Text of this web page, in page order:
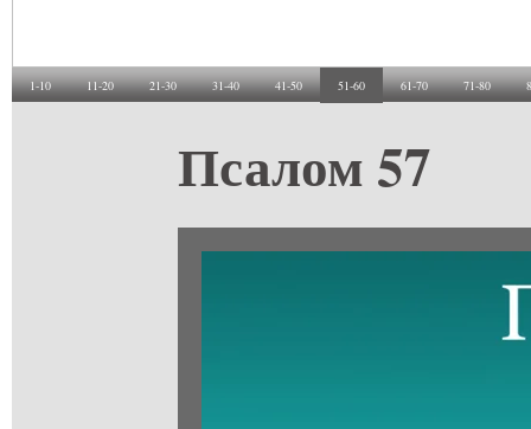
1-10 11-20 21-30 31-40 41-50 51-60 61-70 71-80
Псалом 57